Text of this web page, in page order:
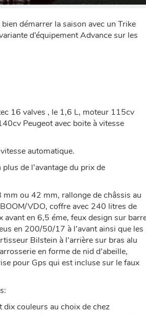
démarrer la saison avec un Trike
d’équipement Advance sur les
16 valves , le 1,6 L, moteur 115cv
Peugeot avec boite à vitesse
automatique.
de l’avantage du prix de
ou 42 mm, rallonge de châssis au
VDO, coffre avec 240 litres de
en 6,5 éme, feux design sur
en 200/50/17 à l’avant ainsi que les
Bilstein à l’arrière sur bras alu
en forme de nid d’abeille,
pour Gps qui est incluse sur le faux
dix couleurs au choix de chez